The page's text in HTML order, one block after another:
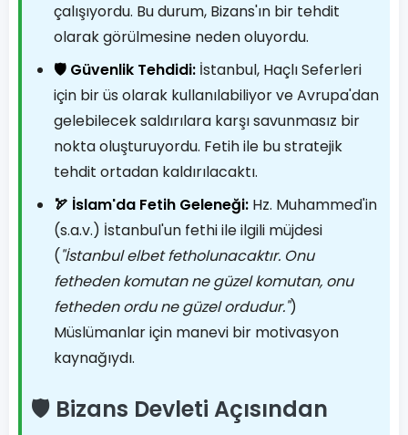
çalışıyordu. Bu durum, Bizans'ın bir tehdit
olarak görülmesine neden oluyordu.
🛡️ Güvenlik Tehdidi: İstanbul, Haçlı Seferleri
için bir üs olarak kullanılabiliyor ve Avrupa'dan
gelebilecek saldırılara karşı savunmasız bir
nokta oluşturuyordu. Fetih ile bu stratejik
tehdit ortadan kaldırılacaktı.
🏹 İslam'da Fetih Geleneği: Hz. Muhammed'in
(s.a.v.) İstanbul'un fethi ile ilgili müjdesi
("İstanbul elbet fetholunacaktır. Onu
fetheden komutan ne güzel komutan, onu
fetheden ordu ne güzel ordudur.")
Müslümanlar için manevi bir motivasyon
kaynağıydı.
🛡️ Bizans Devleti Açısından